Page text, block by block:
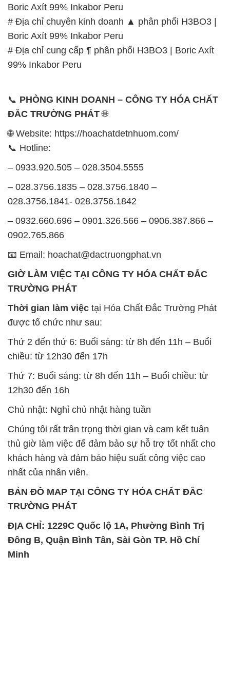
Boric Axít 99% Inkabor Peru
# Địa chỉ chuyên kinh doanh ▲ phân phối H3BO3 |
Boric Axít 99% Inkabor Peru
# Địa chỉ cung cấp ¶ phân phối H3BO3 | Boric Axít
99% Inkabor Peru
📞 PHÒNG KINH DOANH – CÔNG TY HÓA CHẤT
ĐẮC TRƯỜNG PHÁT🌐
🌐 Website: https://hoachatdetnhuom.com/
📞 Hotline:
– 0933.920.505 – 028.3504.5555
– 028.3756.1835 – 028.3756.1840 –
028.3756.1841- 028.3756.1842
– 0932.660.696 – 0901.326.566 – 0906.387.866 –
0902.765.866
📧 Email: hoachat@dactruongphat.vn
GIỜ LÀM VIỆC TẠI CÔNG TY HÓA CHẤT ĐẮC
TRƯỜNG PHÁT
Thời gian làm việc tại Hóa Chất Đắc Trường Phát
được tổ chức như sau:
Thứ 2 đến thứ 6: Buổi sáng: từ 8h đến 11h – Buổi
chiều: từ 12h30 đến 17h
Thứ 7: Buổi sáng: từ 8h đến 11h – Buổi chiều: từ
12h30 đến 16h
Chủ nhật: Nghỉ chủ nhật hàng tuần
Chúng tôi rất trân trọng thời gian và cam kết tuân
thủ giờ làm việc để đảm bảo sự hỗ trợ tốt nhất cho
khách hàng và đảm bảo hiệu suất công việc cao
nhất của nhân viên.
BẢN ĐỒ MAP TẠI CÔNG TY HÓA CHẤT ĐẮC
TRƯỜNG PHÁT
ĐỊA CHỈ: 1229C Quốc lộ 1A, Phường Bình Trị
Đông B, Quận Bình Tân, Sài Gòn TP. Hồ Chí
Minh